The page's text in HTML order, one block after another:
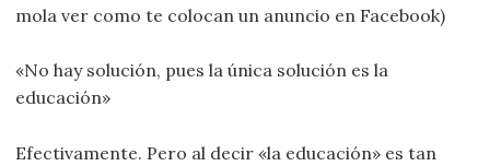
mola ver como te colocan un anuncio en Facebook)
«No hay solución, pues la única solución es la
educación»
Efectivamente. Pero al decir «la educación» es tan